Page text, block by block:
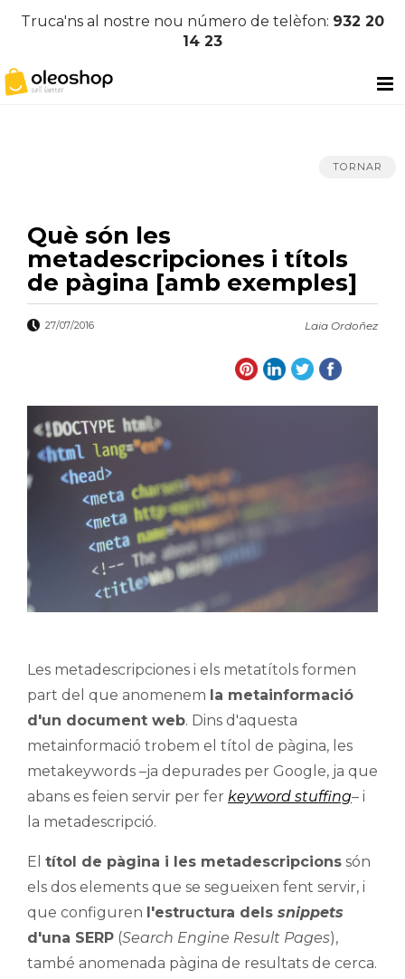
Truca'ns al nostre nou número de telèfon: 932 20
14 23
TORNAR
Què són les
metadescripciones i títols
de pàgina [amb exemples]
Laia Ordoñez
27/07/2016
Les metadescripciones i els metatítols formen
part del que anomenem la metainformació
d'un document web. Dins d'aquesta
metainformació trobem el títol de pàgina, les
metakeywords –ja depurades per Google, ja que
abans es feien servir per fer keyword stuffing– i
la metadescripció.
El títol de pàgina i les metadescripcions són
els dos elements que se segueixen fent servir, i
que configuren l'estructura dels snippets
d'una SERP (Search Engine Result Pages),
també anomenada pàgina de resultats de cerca.